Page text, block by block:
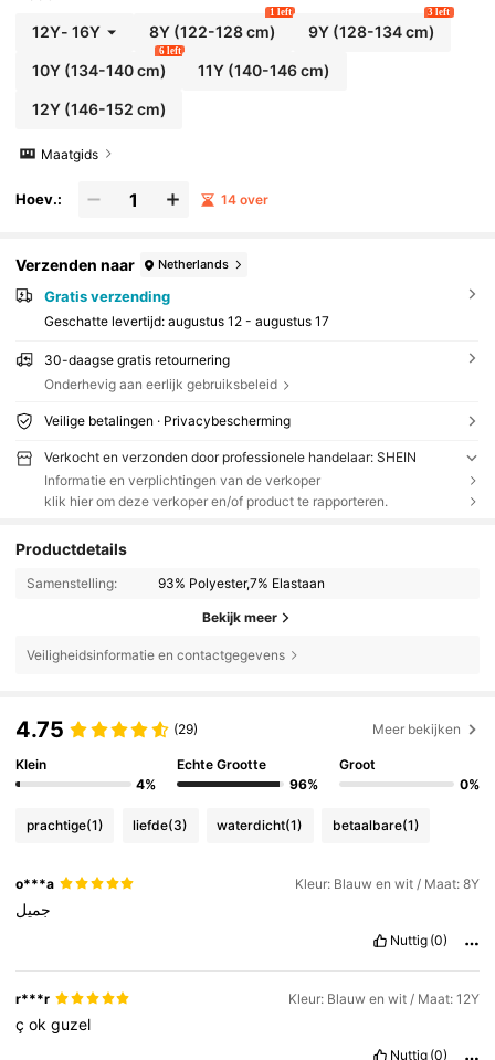
12Y- 16Y 8Y (122-128 cm)
1 left
9Y (128-134 cm)
3 left
10Y(134-140 cm)
6 left
11Y (140-146 cm)
12Y(146-152 cm)
Maatgids
Hoev.: 14 over
Verzenden naar Netherlands
Gratis verzending
Geschatte levertijd: augustus 12 - augustus 17
30-daagse gratis retournering
Onderhevig aan eerlijk gebruiksbeleid
Veilige betalingen · Privacybescherming
Verkocht en verzonden door professionele handelaar: SHEIN
Informatie en verplichtingen van de verkoper
klik hier om deze verkoper en/of product te rapporteren.
Productdetails
Samenstelling: 93% Polyester,7% Elastaan
Bekijk meer
Veiligheidsinformatie en contactgegevens
4.75 (29) Meer bekijken
Klein
4%
Echte Grootte
96%
Groot
0%
prachtige(1) liefde(3) waterdicht(1) betaalbare(1)
o***a Kleur: Blauw en wit / Maat: 8Y
جميل
Nuttig (0)
r***r Kleur: Blauw en wit / Maat: 12Y
çokguzel
Nuttig (0)